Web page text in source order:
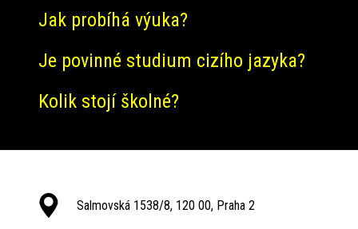
Jak probíhá výuka?
Je povinné studium cizího jazyka?
Kolik stojí školné?
Salmovská 1538/8, 120 00, Praha 2